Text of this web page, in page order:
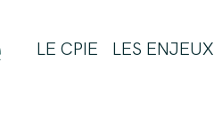
LE CPIE LES ENJEUX